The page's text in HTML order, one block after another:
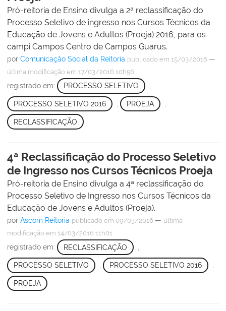
Pró-reitoria de Ensino divulga a 2ª reclassificação do
Processo Seletivo de ingresso nos Cursos Técnicos da
Educação de Jovens e Adultos (Proeja) 2016, para os
campi Campos Centro de Campos Guarus.
por Comunicação Social da Reitoria publicado em 15/03/2016 —
última modificação em 17/03/2016 10h56
registrado em: PROCESSO SELETIVO ,
PROCESSO SELETIVO 2016 PROEJA
RECLASSIFICAÇÃO
4ª Reclassificação do Processo Seletivo
de Ingresso nos Cursos Técnicos Proeja
Pró-reitoria de Ensino divulga a 4ª reclassificação do
Processo Seletivo de Ingresso nos Cursos Técnicos da
Educação de Jovens e Adultos (Proeja).
por Ascom Reitoria publicado em 09/03/2016 — última
modificação em 14/03/2016 11h01
registrado em: RECLASSIFICAÇÃO
PROCESSO SELETIVO , PROCESSO SELETIVO 2016 ,
PROEJA